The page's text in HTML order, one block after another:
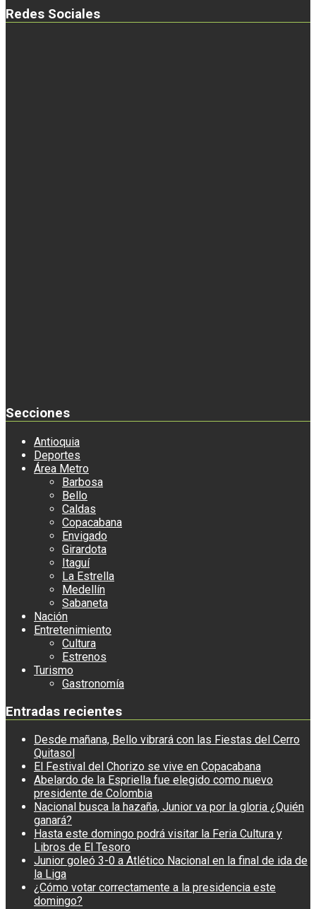
Redes Sociales
Secciones
Antioquia
Deportes
Área Metro
Barbosa
Bello
Caldas
Copacabana
Envigado
Girardota
Itaguí
La Estrella
Medellín
Sabaneta
Nación
Entretenimiento
Cultura
Estrenos
Turismo
Gastronomía
Entradas recientes
Desde mañana, Bello vibrará con las Fiestas del Cerro
Quitasol
El Festival del Chorizo se vive en Copacabana
Abelardo de la Espriella fue elegido como nuevo
presidente de Colombia
Nacional busca la hazaña, Junior va por la gloria ¿Quién
ganará?
Hasta este domingo podrá visitar la Feria Cultura y
Libros de El Tesoro
Junior goleó 3-0 a Atlético Nacional en la final de ida de
la Liga
¿Cómo votar correctamente a la presidencia este
domingo?